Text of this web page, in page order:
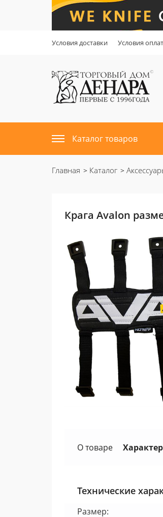
Условия доставки Условия
Каталог товаров
Главная Каталог
Крага Avalon
О товаре
Технические
Размер: